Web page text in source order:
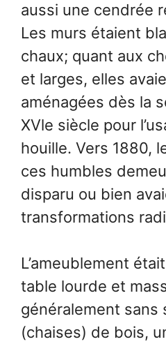
aussi une cendrée
Les murs étaient
chaux; quant aux
et larges, elles
aménagées dès la
XVle siècle pour
houille. Vers 1880,
ces humbles
disparu ou bien
transformations
L’ameublement
table lourde et
généralement sans
(chaises) de bois,